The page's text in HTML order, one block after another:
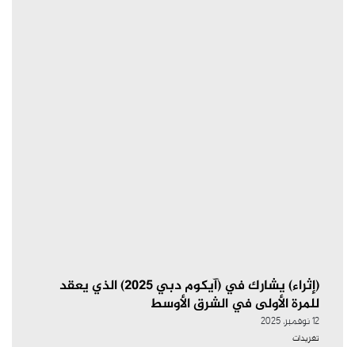
(إثراء) يشارك في (آيكوم دبي 2025) الذي يعقد
للمرة الأولى في الشرق الأوسط
12 نوفمبر، 2025
تغريدات